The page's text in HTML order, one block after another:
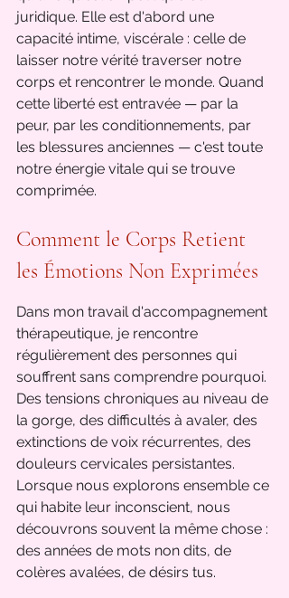
juridique. Elle est d'abord une
capacité intime, viscérale : celle de
laisser notre vérité traverser notre
corps et rencontrer le monde. Quand
cette liberté est entravée — par la
peur, par les conditionnements, par
les blessures anciennes — c'est toute
notre énergie vitale qui se trouve
comprimée.
Comment le Corps Retient
les Émotions Non Exprimées
Dans mon travail d'accompagnement
thérapeutique, je rencontre
régulièrement des personnes qui
souffrent sans comprendre pourquoi.
Des tensions chroniques au niveau de
la gorge, des difficultés à avaler, des
extinctions de voix récurrentes, des
douleurs cervicales persistantes.
Lorsque nous explorons ensemble ce
qui habite leur inconscient, nous
découvrons souvent la même chose :
des années de mots non dits, de
colères avalées, de désirs tus.